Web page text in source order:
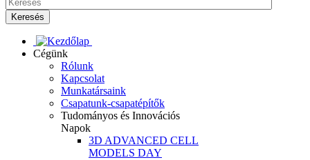
Keresés
Cégünk
Rólunk
Kapcsolat
Munkatársaink
Csapatunk-csapatépítők
Tudományos és Innovációs
Napok
3D ADVANCED CELL
MODELS DAY